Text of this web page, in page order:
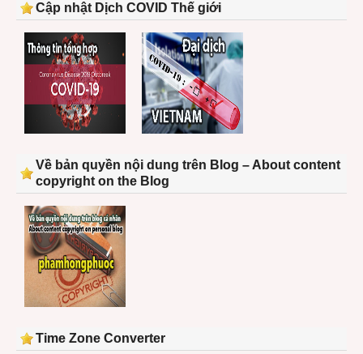
Cập nhật Dịch COVID Thế giới
Về bản quyền nội dung trên Blog – About content
copyright on the Blog
Time Zone Converter